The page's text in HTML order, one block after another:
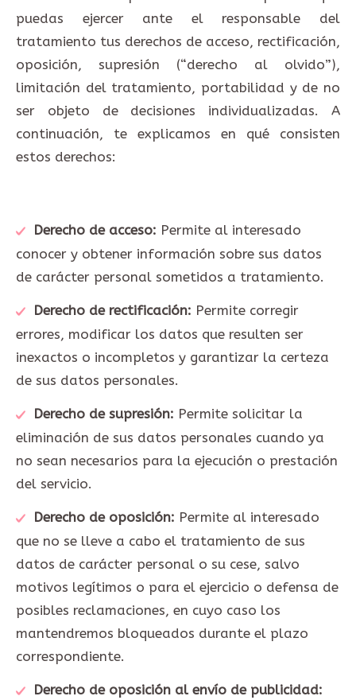
puedas ejercer ante el responsable del
tratamiento tus derechos de acceso, rectificación,
oposición, supresión (“derecho al olvido”),
limitación del tratamiento, portabilidad y de no
ser objeto de decisiones individualizadas. A
continuación, te explicamos en qué consisten
estos derechos:
Derecho de acceso: Permite al interesado
conocer y obtener información sobre sus datos
de carácter personal sometidos a tratamiento.
Derecho de rectificación: Permite corregir
errores, modificar los datos que resulten ser
inexactos o incompletos y garantizar la certeza
de sus datos personales.
Derecho de supresión: Permite solicitar la
eliminación de sus datos personales cuando ya
no sean necesarios para la ejecución o prestación
del servicio.
Derecho de oposición: Permite al interesado
que no se lleve a cabo el tratamiento de sus
datos de carácter personal o su cese, salvo
motivos legítimos o para el ejercicio o defensa de
posibles reclamaciones, en cuyo caso los
mantendremos bloqueados durante el plazo
correspondiente.
Derecho de oposición al envío de publicidad: